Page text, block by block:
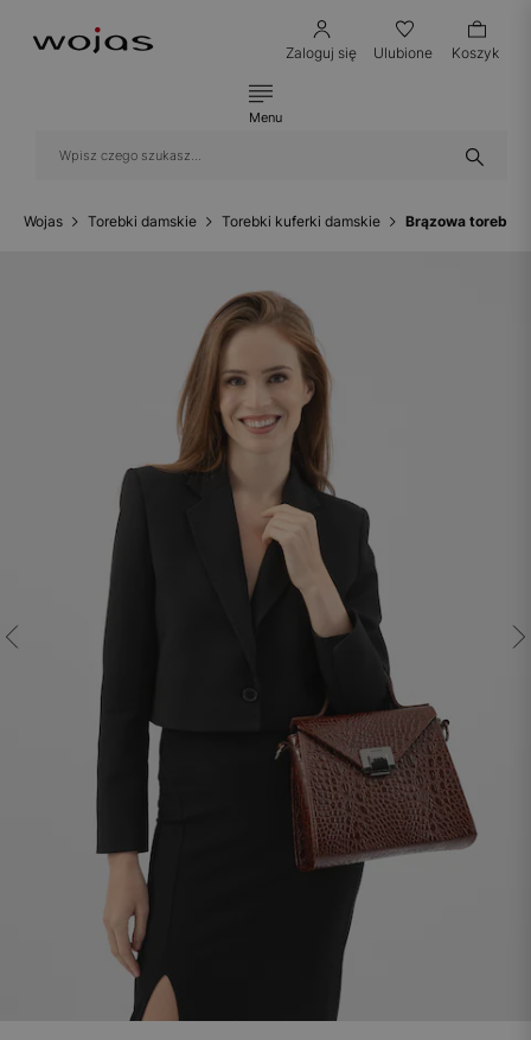
Zaloguj się Ulubione Koszyk
Menu
Wojas Torebki damskie Torebki kuferki damskie Brązowa torebka